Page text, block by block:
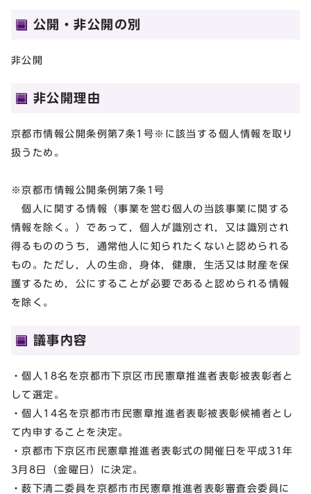
公開・非公開の別
非公開
非公開理由
京都市情報公開条例第7条1号※に該当する個人情報を取り
扱うため。
※京都市情報公開条例第7条1号
個人に関する情報（事業を営む個人の当該事業に関する
情報を除く。）であって，個人が識別され，又は識別され
得るもののうち，通常他人に知られたくないと認められる
もの。ただし，人の生命，身体，健康，生活又は財産を保
護するため，公にすることが必要であると認められる情報
を除く。
議事内容
・個人18名を京都市下京区市民憲章推進者表彰被表彰者と
して選定。
・個人14名を京都市市民憲章推進者表彰被表彰候補者とし
て内申することを決定。
・京都市下京区市民憲章推進者表彰式の開催日を平成31年
3月8日（金曜日）に決定。
・薮下清二委員を京都市市民憲章推進者表彰審査会委員に